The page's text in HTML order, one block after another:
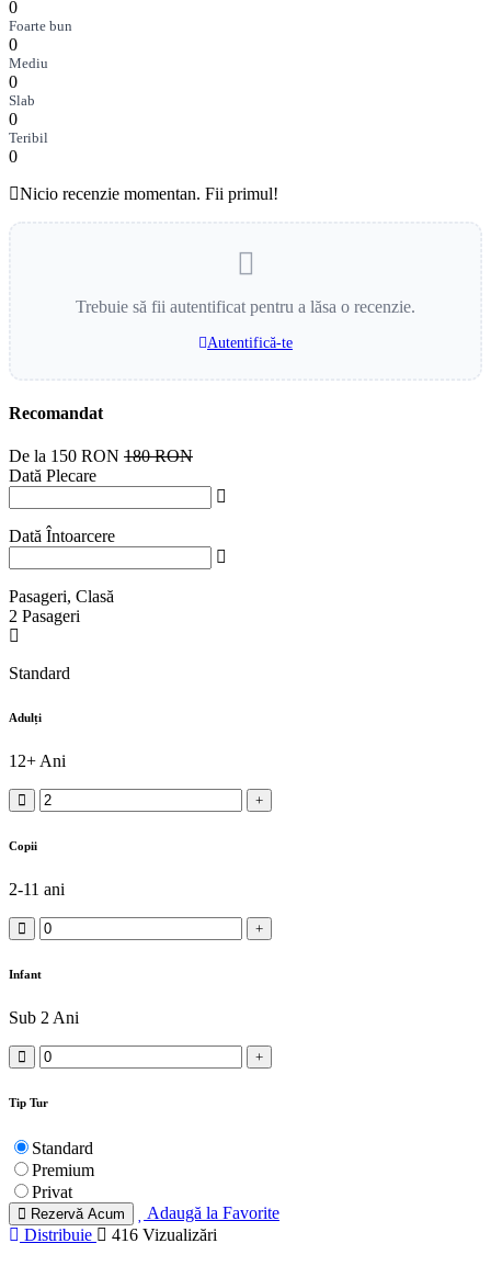
0
Foarte bun
0
Mediu
0
Slab
0
Teribil
0
Nicio recenzie momentan. Fii primul!
Trebuie să fii autentificat pentru a lăsa o recenzie.
Autentifică-te
Recomandat
De la 150 RON 180 RON
Dată Plecare
Dată Întoarcere
Pasageri, Clasă
2 Pasageri
Standard
Adulți
12+ Ani
Copii
2-11 ani
Infant
Sub 2 Ani
Tip Tur
Standard
Premium
Privat
Rezervă Acum
Adaugă la Favorite
Distribuie
416 Vizualizări